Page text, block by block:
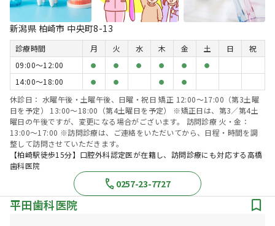
新潟県 柏崎市 中央町8-13
診療時間 月 火 水 木 金 土 日
祝
09:00〜12:00
● ● ● ● ● ●
14:00〜18:00 ● ● ● ●
休診日： 水曜午後・土曜午後、日曜・祝日 矯正 12:00～17:00（第3土曜
日を予定） 13:00～18:00（第4土曜日を予定） ※矯正日は、第3／第4土
曜日の午後ですが、変更になる場合がございます。 訪問診療 火・金：
13:00～17:00 ※訪問診療は、ご連絡をいただいてから、日程・時間を調
整して訪問させていただきます。
【柏崎駅徒歩15分】口腔外科認定医が在籍し、訪問診療にも対応する高橋
歯科医院
0257-23-7727
平田歯科医院